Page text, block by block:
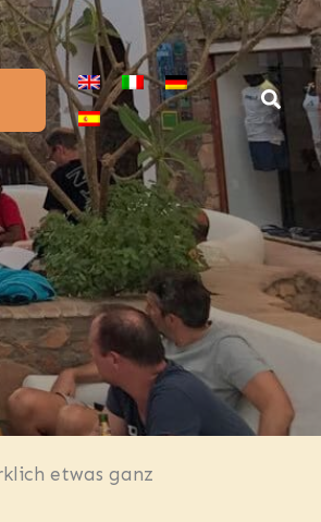
etwas ganz